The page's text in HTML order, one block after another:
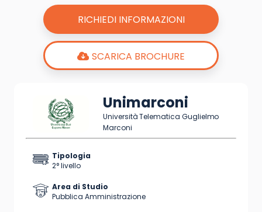
RICHIEDI INFORMAZIONI
SCARICA BROCHURE
Unimarconi
Università Telematica Guglielmo
Marconi
Tipologia
2° livello
Area di Studio
Pubblica Amministrazione